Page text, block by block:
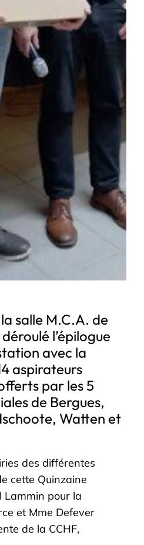
salle M.C.A. de
l’épilogue
avec la
aspirateurs
par les 5
de Bergues,
Watten et
des différentes
cette Quinzaine
Lammin pour la
et Mme Defever
de la CCHF,